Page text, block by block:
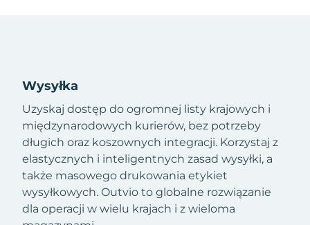
Wysyłka
Uzyskaj dostęp do ogromnej listy krajowych i
międzynarodowych kurierów, bez potrzeby
długich oraz koszownych integracji. Korzystaj z
elastycznych i inteligentnych zasad wysyłki, a
także masowego drukowania etykiet
wysyłkowych. Outvio to globalne rozwiązanie
dla operacji w wielu krajach i z wieloma